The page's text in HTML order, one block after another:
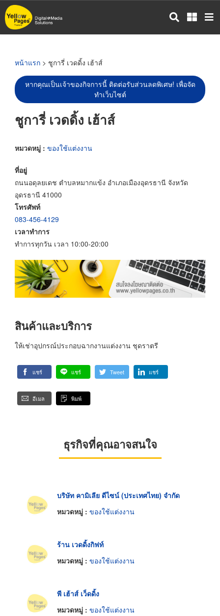
ข้าม
ไป
หน้าแรก > ชูการี่ เวดดิ้ง เฮ้าส์
หากคุณเป็นเจ้าของกิจการนี้ ติดต่อรับส่วนลดพิเศษ! เพื่อจัด
ทำเว็บไซต์
ชูการี่ เวดดิ้ง เฮ้าส์
หมวดหมู่ : ของใช้แต่งงาน
ที่อยู่
ถนนอดุลยเดช ตำบลหมากแข้ง อำเภอเมืองอุดรธานี จังหวัด
อุดรธานี 41000
โทรศัพท์
083-456-4129
เวลาทำการ
ทำการทุกวัน เวลา 10:00-20:00
สินค้าและบริการ
ให้เช่าอุปกรณ์ประกอบฉากงานแต่งงาน ชุดราตรี
แชร์ แชร์ Tweet แชร์
อีเมล พิมพ์
ธุรกิจที่คุณอาจสนใจ
บริษัท คามิเลีย ดีไซน์ (ประเทศไทย) จำกัด
หมวดหมู่ : ของใช้แต่งงาน
ร้าน เวดดิ้งกิฟท์
หมวดหมู่ : ของใช้แต่งงาน
พี เฮ้าส์ เว็ดดิ้ง
หมวดหมู่ : ของใช้แต่งงาน